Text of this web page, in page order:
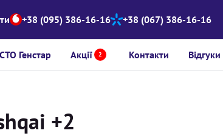
+38 (095) 386-16-16 +38 (067) 386-16-16
Генстар Акції 2 Контакти Відгуки
+2